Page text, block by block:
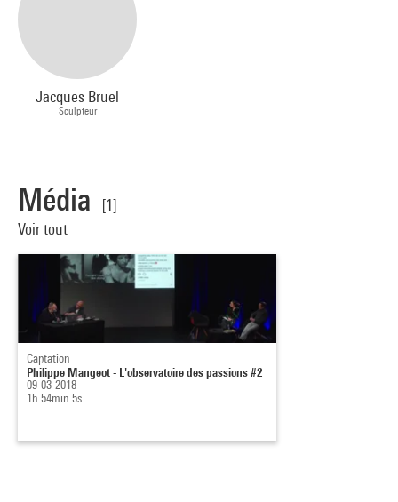
Jacques Bruel
Sculpteur
Média
[1]
Voir tout
Captation
Philippe Mangeot - L'observatoire des passions #2
09-03-2018
1h 54min 5s